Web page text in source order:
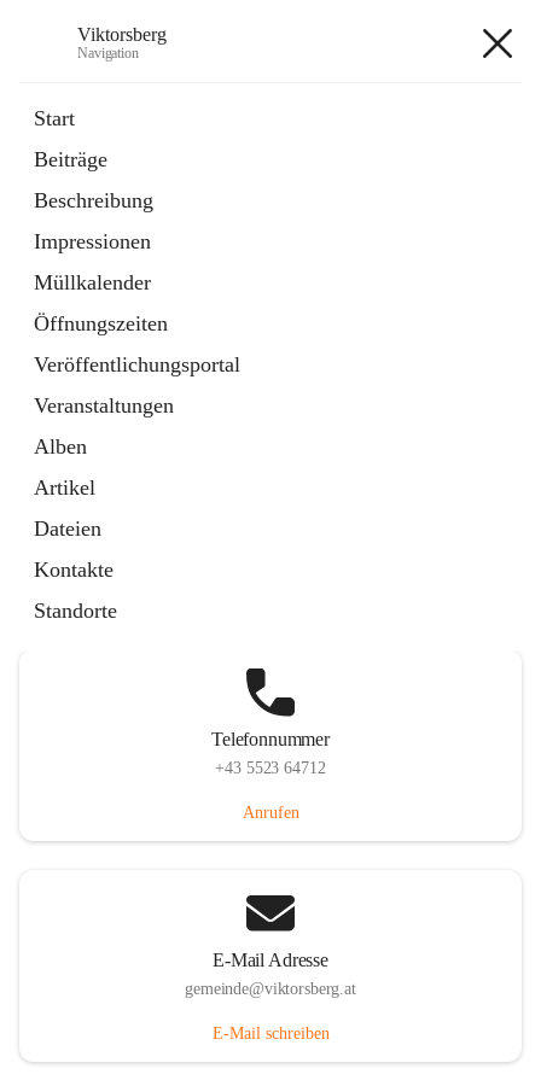
Viktorsberg
Navigation
Start
Beiträge
Beschreibung
Impressionen
Müllkalender
Öffnungszeiten
Veröffentlichungsportal
Veranstaltungen
Alben
Artikel
Dateien
Kontakte
Standorte
1 Schnellzugriff
Bürgerservice
10 Schnellzugriffe
Telefonnummer
+43 5523 64712
Anrufen
E-Mail Adresse
gemeinde@viktorsberg.at
E-Mail schreiben